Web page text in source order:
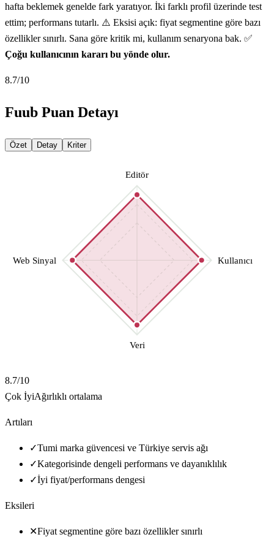
hafta beklemek genelde fark yaratıyor. İki farklı profil üzerinde test
ettim; performans tutarlı. ⚠️ Eksisi açık: fiyat segmentine göre bazı
özellikler sınırlı. Sana göre kritik mi, kullanım senaryona bak. ✅
Çoğu kullanıcının kararı bu yönde olur.
8.7/10
Fuub Puan Detayı
Özet Detay Kriter
Editör
Kullanıcı
Veri
Web Sinyal
8.7/10
Çok İyiAğırlıklı ortalama
Artıları
✓Tumi marka güvencesi ve Türkiye servis ağı
✓Kategorisinde dengeli performans ve dayanıklılık
✓İyi fiyat/performans dengesi
Eksileri
✕Fiyat segmentine göre bazı özellikler sınırlı